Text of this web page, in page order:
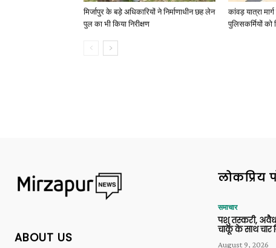
मिर्जापुर के बड़े अधिकारियों ने निर्माणाधीन छह लेन
पुल का भी किया निरीक्षण
कांवड़ यात्रा
पुलिसकर्मियों को
ABOUT US
लोकप्रिय
समाचार
पशु तस्करी,
चाकू के साथ चार
August 9, 2026